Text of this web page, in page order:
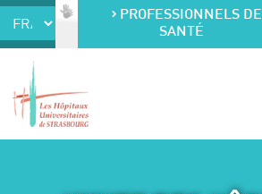
Accéder au contenu
Accéder au menuPROFESSIONNELS DE
SANTÉ